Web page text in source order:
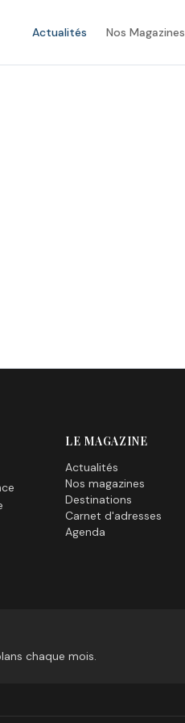
Actualités Nos Magazines
LE MAGAZINE
Actualités
Nos magazines
Destinations
Carnet d'adresses
Agenda
chaque mois.